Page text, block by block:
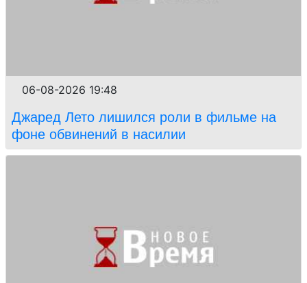
06-08-2026 19:48
Джаред Лето лишился роли в фильме на
фоне обвинений в насилии